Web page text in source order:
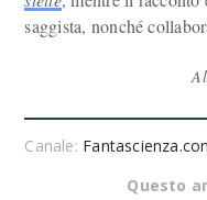
saggista, nonché
Canale:
Questo